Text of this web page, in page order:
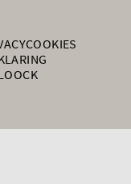
COOKIES